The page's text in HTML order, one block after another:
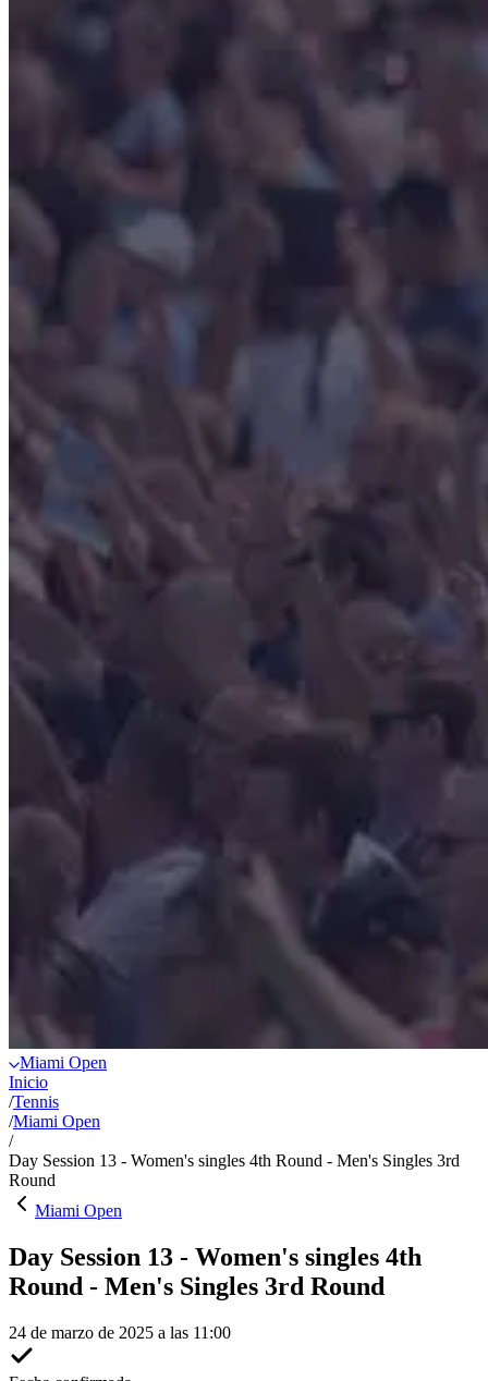
Miami Open
Inicio
/Tennis
/Miami Open
/
Day Session 13 - Women's singles 4th Round - Men's Singles 3rd
Round
Miami Open
Day Session 13 - Women's singles 4th
Round - Men's Singles 3rd Round
24 de marzo de 2025 a las 11:00